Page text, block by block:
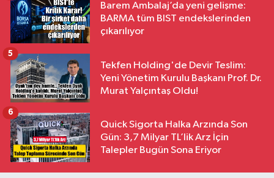
Barem Ambalaj’da yeni gelişme:
BARMA tüm BIST endekslerinden
çıkarılıyor
Tekfen Holding'de Devir Teslim:
Yeni Yönetim Kurulu Başkanı Prof. Dr.
Murat Yalçıntaş Oldu!
5
Quick Sigorta Halka Arzında Son
Gün: 3,7 Milyar TL’lik Arz İçin
Talepler Bugün Sona Eriyor
6